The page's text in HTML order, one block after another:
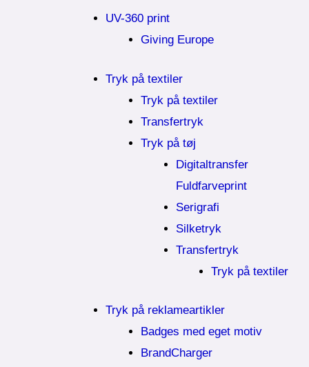
UV-360 print
Giving Europe
Tryk på textiler
Tryk på textiler
Transfertryk
Tryk på tøj
Digitaltransfer
Fuldfarveprint
Serigrafi
Silketryk
Transfertryk
Tryk på textiler
Tryk på reklameartikler
Badges med eget motiv
BrandCharger